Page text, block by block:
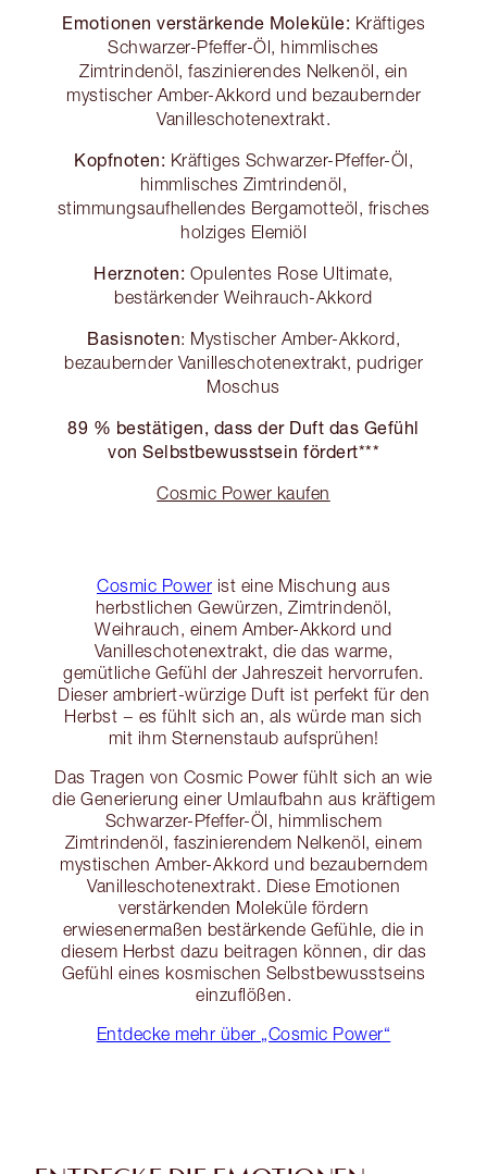
Emotionen verstärkende Moleküle: Kräftiges
Schwarzer-Pfeffer-Öl, himmlisches
Zimtrindenöl, faszinierendes Nelkenöl, ein
mystischer Amber-Akkord und bezaubernder
Vanilleschotenextrakt.
Kopfnoten: Kräftiges Schwarzer-Pfeffer-Öl,
himmlisches Zimtrindenöl,
stimmungsaufhellendes Bergamotteöl, frisches
holziges Elemiöl
Herznoten: Opulentes Rose Ultimate,
bestärkender Weihrauch-Akkord
Basisnoten: Mystischer Amber-Akkord,
bezaubernder Vanilleschotenextrakt, pudriger
Moschus
89 % bestätigen, dass der Duft das Gefühl
von Selbstbewusstsein fördert***
Cosmic Power kaufen
Cosmic Power ist eine Mischung aus
herbstlichen Gewürzen, Zimtrindenöl,
Weihrauch, einem Amber-Akkord und
Vanilleschotenextrakt, die das warme,
gemütliche Gefühl der Jahreszeit hervorrufen.
Dieser ambriert-würzige Duft ist perfekt für den
Herbst − es fühlt sich an, als würde man sich
mit ihm Sternenstaub aufsprühen!
Das Tragen von Cosmic Power fühlt sich an wie
die Generierung einer Umlaufbahn aus kräftigem
Schwarzer-Pfeffer-Öl, himmlischem
Zimtrindenöl, faszinierendem Nelkenöl, einem
mystischen Amber-Akkord und bezauberndem
Vanilleschotenextrakt. Diese Emotionen
verstärkenden Moleküle fördern
erwiesenermaßen bestärkende Gefühle, die in
diesem Herbst dazu beitragen können, dir das
Gefühl eines kosmischen Selbstbewusstseins
einzuflößen.
Entdecke mehr über „Cosmic Power“